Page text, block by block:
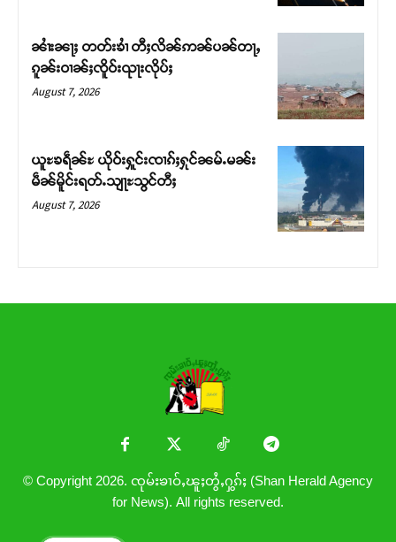
တႃႇႁႂ်ႈသဵင်ၵၢင်ၸႂ်ၵူၼ်းမိူင်း ၵူႈတီႈၵူႈလႅၼ်ပေႃးတေၸွ
တ်ႇ တူဝ်ႈလုမ်ႈၾႃႉၼၼ်ႉ ၶဝ်ႈႁူမ်ႈၵမ်ႉထႅမ် ၸုမ်းၶၢ
ဝ်ႇၽူႈတွႆႇႁွၵ်ႈ လႆႈယူႇၶႃႈဢေႃႈ။
ၼၢႆးၼႃႈ တတ်းၶၢႆ တီႈလိၼ်ဢၼ်ပၼ်တႃႇ
ၵူၼ်းဝၢၼ်ႈၸိူဝ်းၺႃးလိုပ်ႈ
August 7, 2026
ယူႊၶရဵၼ်ႊ ယိုဝ်းႁူင်းၸၢၵ်ႈႁုင်ၼမ်ႉမၼ်း
မဵၼ်မိူင်းရတ်ႉသျႃႊသွင်တီႈ
August 7, 2026
© Copyright 2026. ၸုမ်းၶၢဝ်ႇၽူႈတွႆႇႁွၵ်ႈ (Shan Herald Agency
for News). All rights reserved.